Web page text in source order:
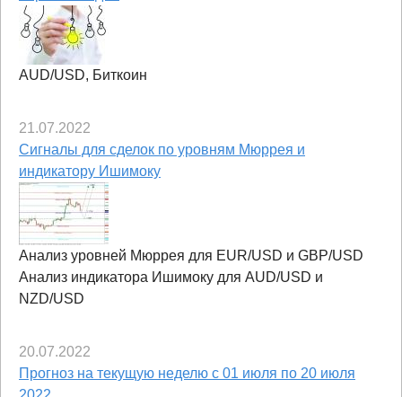
AUD/USD, Биткоин
21.07.2022
Сигналы для сделок по уровням Мюррея и
индикатору Ишимоку
Анализ уровней Мюррея для EUR/USD и GBP/USD
Анализ индикатора Ишимоку для AUD/USD и
NZD/USD
20.07.2022
Прогноз на текущую неделю с 01 июля по 20 июля